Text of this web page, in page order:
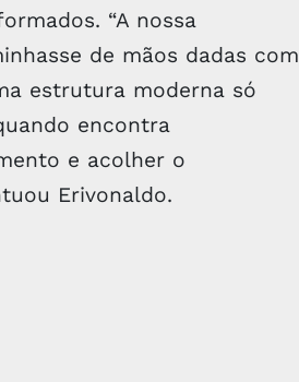
“A nossa
de mãos dadas com
estrutura moderna só
encontra
e acolher o
Erivonaldo.